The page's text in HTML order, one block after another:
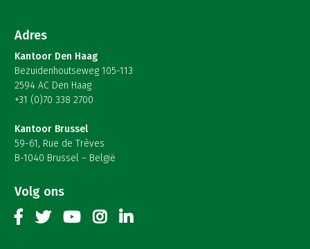
Adres
Kantoor Den Haag
Bezuidenhoutseweg 105-113
2594 AC Den Haag
+31 (0)70 338 2700
Kantoor Brussel
59-61, Rue de Trèves
B-1040 Brussel – België
Volg ons